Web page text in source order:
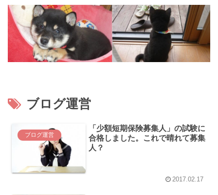
ブログ運営
ブログ運営
「少額短期保険募集人」の試験に
合格しました。これで晴れて募集
人？
2017.02.17